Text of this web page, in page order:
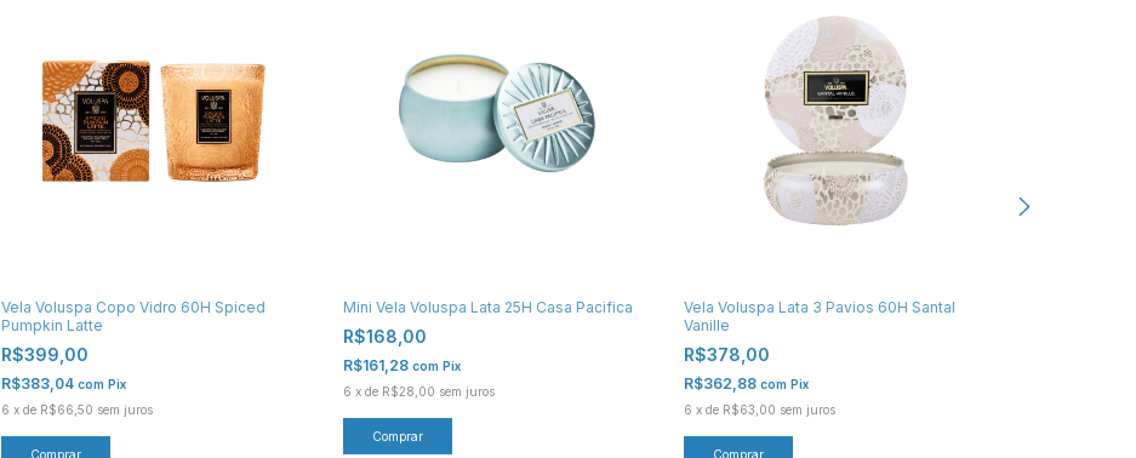
Vela Voluspa Copo Vidro 60H Spiced
Pumpkin Latte
R$399,00
R$383,04com Pix
6 xde R$66,50 sem juros
Mini Vela Voluspa Lata 25H Casa Pacifica
R$168,00
R$161,28 com Pix
6 x de R$28,00 sem juros
Vela Voluspa Lata 3 Pavios 60H Santal
Vanille
R$378,00
R$362,88 com Pix
6 x de R$63,00 sem juros